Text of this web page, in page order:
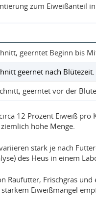
zum Eiweißanteil
geerntet Beginn bis
geernet nach Blütezeit.
geerntet vor der Blüte.
12 Prozent Eiweiß
hohe Menge.
stark je nach
des Heus in einem
Raufutter, Frischgras
Eiweißmangel